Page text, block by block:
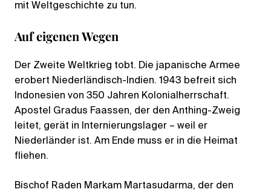
mit Weltgeschichte zu tun.
Auf eigenen Wegen
Der Zweite Weltkrieg tobt. Die japanische Armee
erobert Niederländisch-Indien. 1943 befreit sich
Indonesien von 350 Jahren Kolonialherrschaft.
Apostel Gradus Faassen, der den Anthing-Zweig
leitet, gerät in Internierungslager – weil er
Niederländer ist. Am Ende muss er in die Heimat
fliehen.
Bischof Raden Markam Martasudarma, der den